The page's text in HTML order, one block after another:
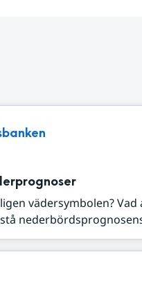
vädersymbolen?